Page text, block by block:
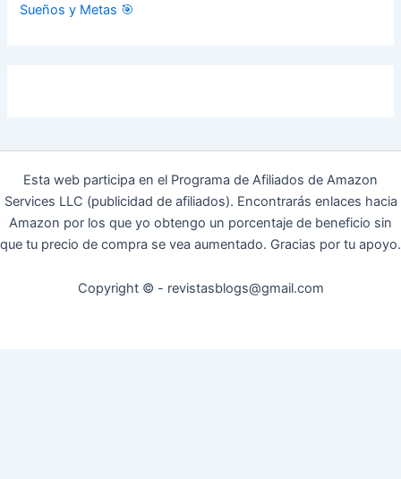
Sueños y Metas 🎯
Esta web participa en el Programa de Afiliados de Amazon
Services LLC (publicidad de afiliados). Encontrarás enlaces hacia
Amazon por los que yo obtengo un porcentaje de beneficio sin
que tu precio de compra se vea aumentado. Gracias por tu apoyo.
Copyright © - revistasblogs@gmail.com